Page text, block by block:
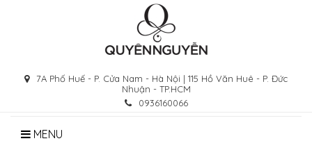
7A Phố Huế - P. Cửa Nam - Hà Nội | 115 Hồ Văn Huê - P. Đức
Nhuận - TP.HCM
0936160066
MENU